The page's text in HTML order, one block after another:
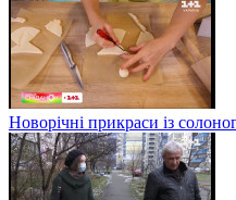
Новорічні прикраси із